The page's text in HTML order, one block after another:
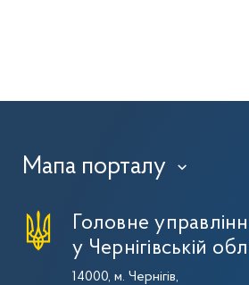
Мапа порталу ›
Головне
у Чернігівській
14000, м. Чернігів,